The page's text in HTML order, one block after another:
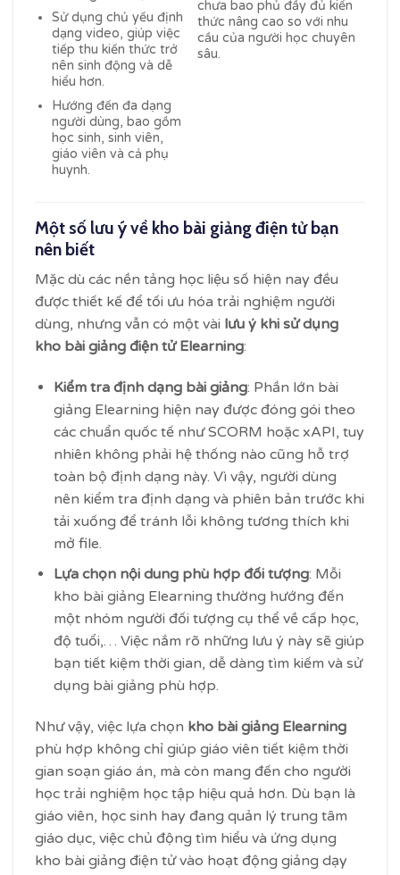
Sử dụng chủ yếu định
dạng video, giúp việc
tiếp thu kiến thức trở
nên sinh động và dễ
hiểu hơn.
Hướng đến đa dạng
người dùng, bao gồm
học sinh, sinh viên,
giáo viên và cả phụ
huynh.
chưa bao phủ đầy đủ kiến
thức nâng cao so với nhu
cầu của người học chuyên
sâu.
Một số lưu ý về kho bài giảng điện tử bạn
nên biết
Mặc dù các nền tảng học liệu số hiện nay đều
được thiết kế để tối ưu hóa trải nghiệm người
dùng, nhưng vẫn có một vài lưu ý khi sử dụng
kho bài giảng điện tử Elearning:
Kiểm tra định dạng bài giảng: Phần lớn bài
giảng Elearning hiện nay được đóng gói theo
các chuẩn quốc tế như SCORM hoặc xAPI, tuy
nhiên không phải hệ thống nào cũng hỗ trợ
toàn bộ định dạng này. Vì vậy, người dùng
nên kiểm tra định dạng và phiên bản trước khi
tải xuống để tránh lỗi không tương thích khi
mở file.
Lựa chọn nội dung phù hợp đối tượng: Mỗi
kho bài giảng Elearning thường hướng đến
một nhóm người đối tượng cụ thể về cấp học,
độ tuổi,… Việc nắm rõ những lưu ý này sẽ giúp
bạn tiết kiệm thời gian, dễ dàng tìm kiếm và sử
dụng bài giảng phù hợp.
Như vậy, việc lựa chọn kho bài giảng Elearning
phù hợp không chỉ giúp giáo viên tiết kiệm thời
gian soạn giáo án, mà còn mang đến cho người
học trải nghiệm học tập hiệu quả hơn. Dù bạn là
giáo viên, học sinh hay đang quản lý trung tâm
giáo dục, việc chủ động tìm hiểu và ứng dụng
kho bài giảng điện tử vào hoạt động giảng dạy